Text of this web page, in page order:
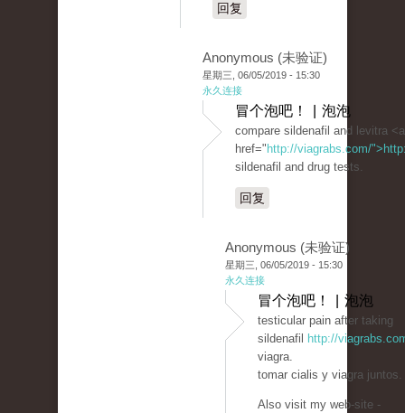
回复
Anonymous (未验证)
星期三, 06/05/2019 - 15:30
永久连接
冒个泡吧！ | 泡泡
compare sildenafil and levitra <a
href=" http://viagrabs.com/
sildenafil and drug tests.
回复
Anonymous (未验证)
星期三, 06/05/2019 - 15:30
永久连接
冒个泡吧！ | 泡泡
testicular pain after taking
sildenafil
http://
viagra.
tomar cialis y viagra juntos.
Also visit my web-site -